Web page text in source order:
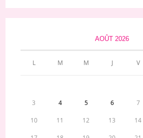
AOÛT 2026
L M M J V
3 4 5 6 7
10 11 12 13 14